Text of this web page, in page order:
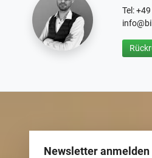
Tel:
Newsletter anmelden